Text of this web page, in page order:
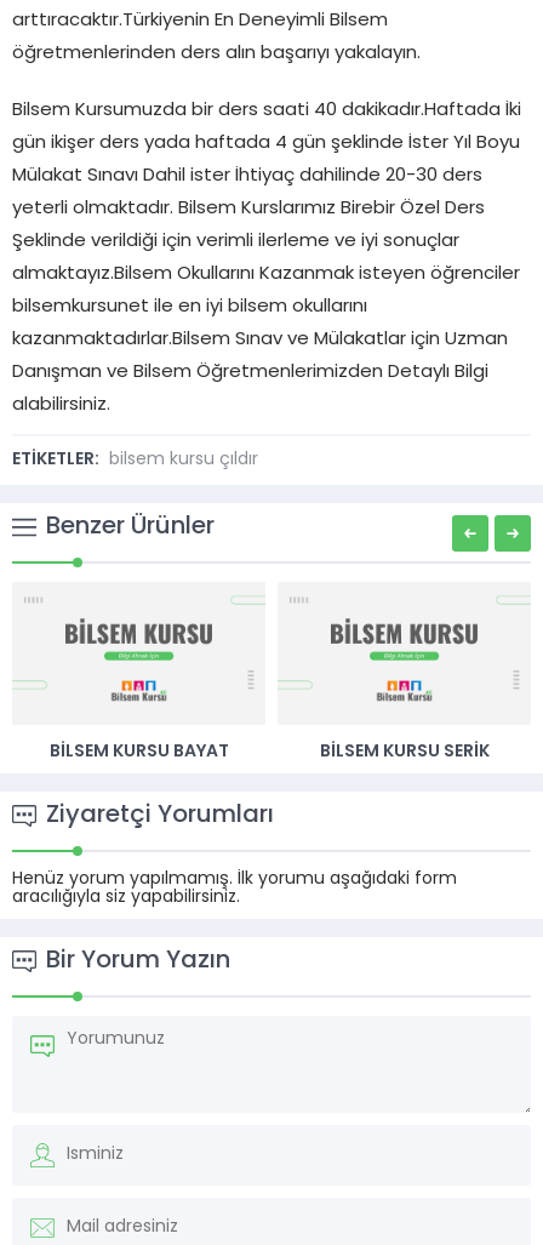
arttıracaktır.Türkiyenin En Deneyimli Bilsem
öğretmenlerinden ders alın başarıyı yakalayın.
Bilsem Kursumuzda bir ders saati 40 dakikadır.Haftada İki
gün ikişer ders yada haftada 4 gün şeklinde İster Yıl Boyu
Mülakat Sınavı Dahil ister İhtiyaç dahilinde 20-30 ders
yeterli olmaktadır. Bilsem Kurslarımız Birebir Özel Ders
Şeklinde verildiği için verimli ilerleme ve iyi sonuçlar
almaktayız.Bilsem Okullarını Kazanmak isteyen öğrenciler
bilsemkursunet ile en iyi bilsem okullarını
kazanmaktadırlar.Bilsem Sınav ve Mülakatlar için Uzman
Danışman ve Bilsem Öğretmenlerimizden Detaylı Bilgi
alabilirsiniz.
ETİKETLER: bilsem kursu çıldır
Benzer Ürünler
BILSEM KURSU BAYAT BILSEM KURSU SERIK
Ziyaretçi Yorumları
Henüz yorum yapılmamış. İlk yorumu aşağıdaki form
aracılığıyla siz yapabilirsiniz.
Bir Yorum Yazın